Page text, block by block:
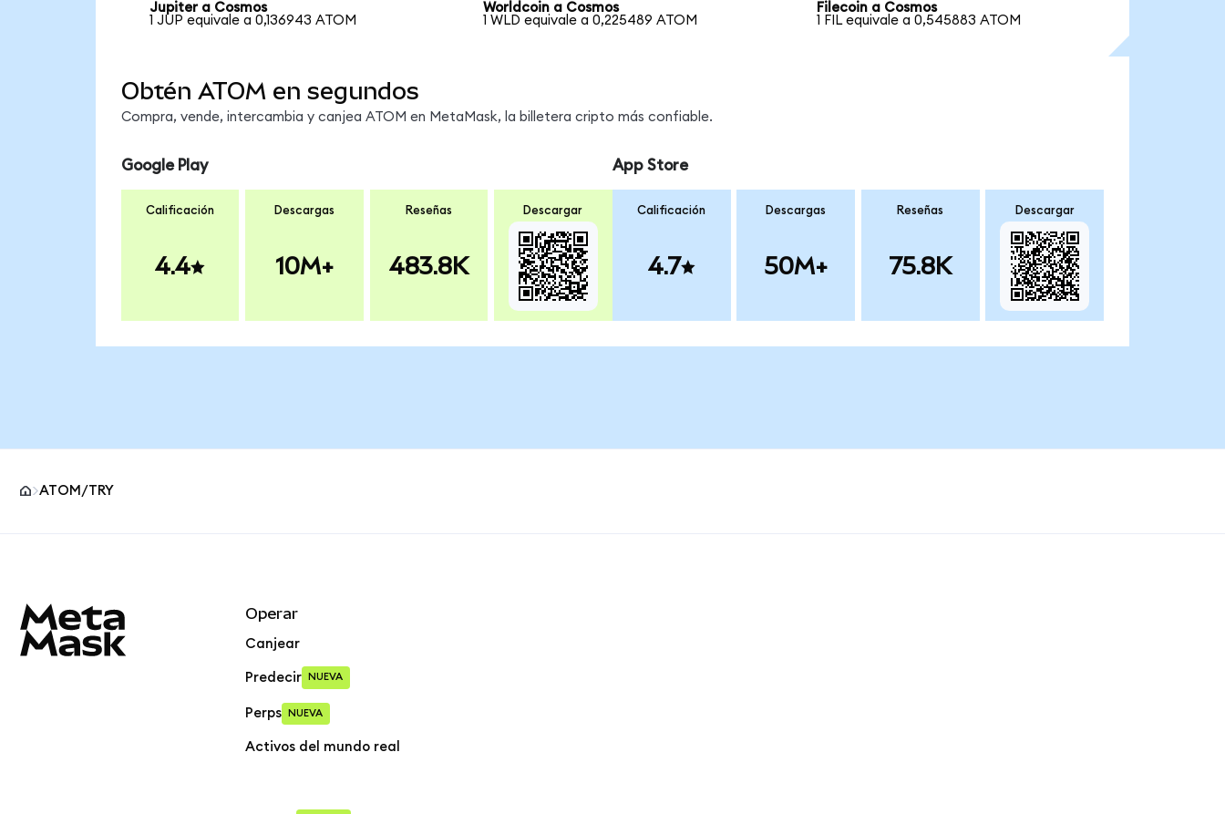
Jupiter a Cosmos
1 JUP equivale a 0,136943 ATOM
Worldcoin a Cosmos
1 WLD equivale a 0,225489 ATOM
Filecoin a Cosmos
1 FIL equivale a 0,545883 ATOM
Obtén ATOM en segundos
Compra, vende, intercambia y canjea ATOM en MetaMask, la billetera cripto más confiable.
Google Play
Calificación
4.4
Descargas
10M+
Reseñas
483.8K
Descargar
App Store
Calificación
4.7
Descargas
50M+
Reseñas
75.8K
Descargar
ATOM/TRY
Operar
Canjear
Predecir NUEVA
Perps NUEVA
Activos del mundo real